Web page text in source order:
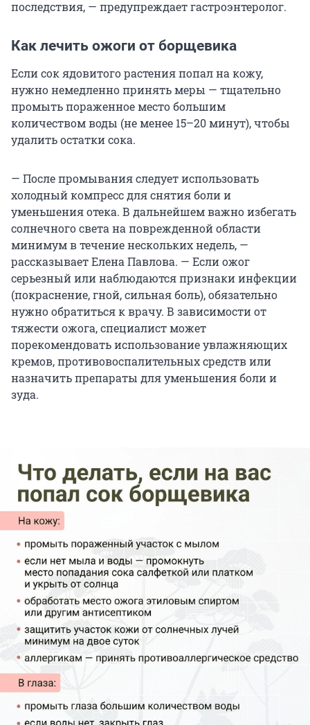
последствия, — предупреждает гастроэнтеролог.
Как лечить ожоги от борщевика
Если сок ядовитого растения попал на кожу,
нужно немедленно принять меры — тщательно
промыть пораженное место большим
количеством воды (не менее 15–20 минут), чтобы
удалить остатки сока.
— После промывания следует использовать
холодный компресс для снятия боли и
уменьшения отека. В дальнейшем важно избегать
солнечного света на поврежденной области
минимум в течение нескольких недель, —
рассказывает Елена Павлова. — Если ожог
серьезный или наблюдаются признаки инфекции
(покраснение, гной, сильная боль), обязательно
нужно обратиться к врачу. В зависимости от
тяжести ожога, специалист может
порекомендовать использование увлажняющих
кремов, противовоспалительных средств или
назначить препараты для уменьшения боли и
зуда.